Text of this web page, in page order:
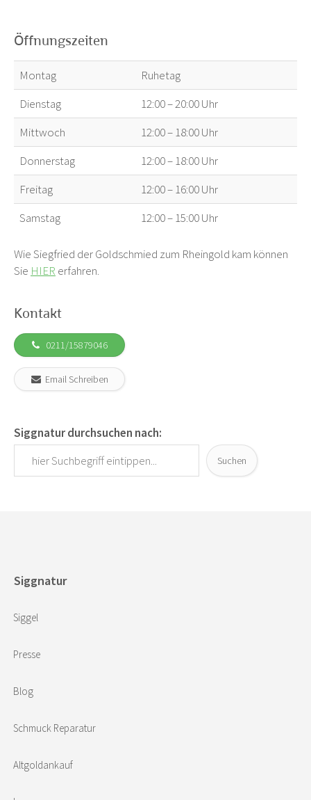
Öffnungszeiten
Montag
Ruhetag
Dienstag
12:00 – 20:00 Uhr
Mittwoch
12:00 – 18:00 Uhr
Donnerstag
12:00 – 18:00 Uhr
Freitag
12:00 – 16:00 Uhr
Samstag
12:00 – 15:00 Uhr
Wie Siegfried der Goldschmied zum Rheingold kam können
Sie HIER erfahren.
Kontakt
0211/15879046
Email Schreiben
Siggnatur durchsuchen nach:
Suchen
Siggnatur
Siggel
Presse
Blog
Schmuck Reparatur
Altgoldankauf